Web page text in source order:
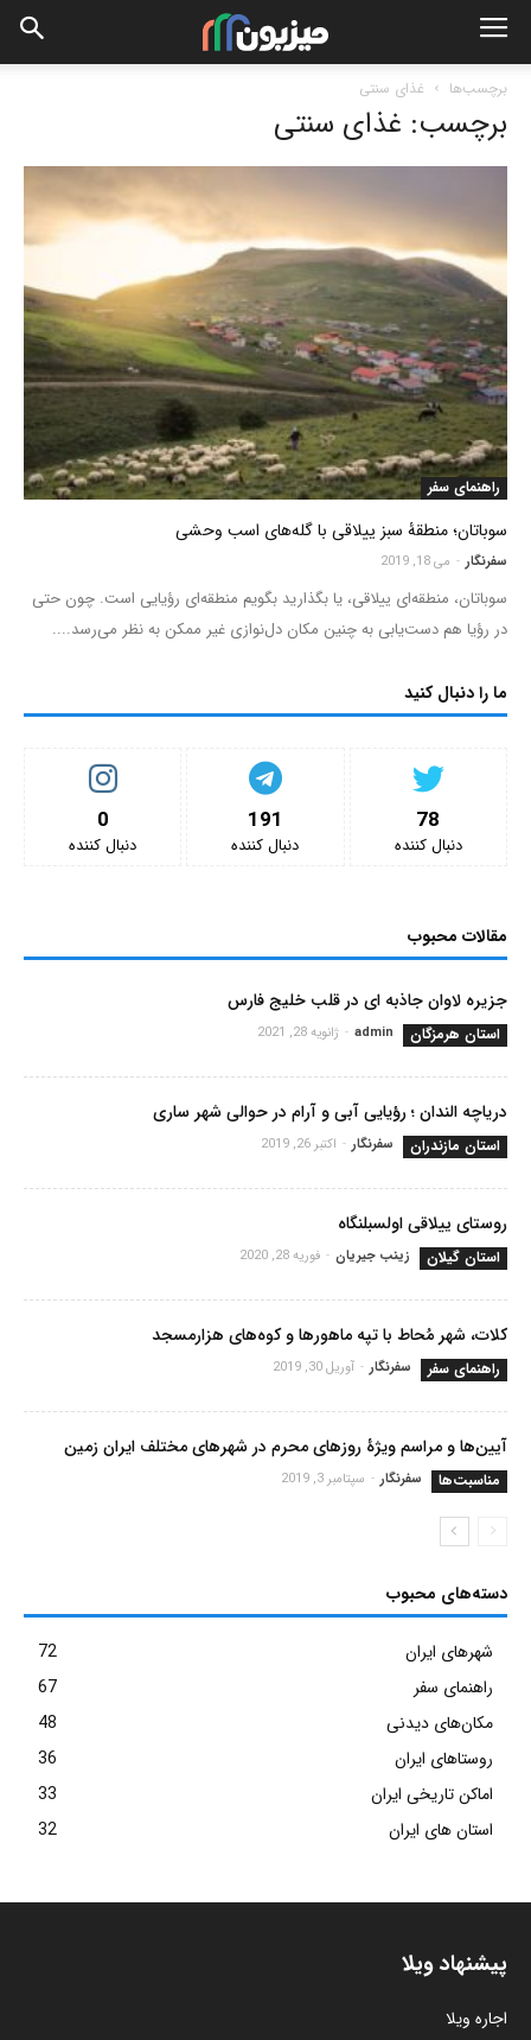
برچسب‌ها غذای سنتی
برچسب: غذای سنتی
راهنمای سفر
سوباتان؛ منطقۀ سبز ییلاقی با گله‌های اسب وحشی
سفرنگار - می 18, 2019
سوباتان، منطقه‌ای ییلاقی، یا بگذارید بگویم منطقه‌ای رؤیایی است. چون حتی
در رؤیا هم دست‌یابی به چنین مکان دل‌نوازی غیر ممکن به نظر می‌رسد....
ما را دنبال کنید
0
دنبال کننده‌
191
دنبال کننده‌
78
دنبال کننده‌
مقالات محبوب
جزیره لاوان جاذبه ای در قلب خلیج فارس
استان هرمزگان admin
- ژانویه 28, 2021
دریاچه الندان ؛ رؤیایی آبی و آرام در حوالی شهر ساری
استان مازندران سفرنگار - اکتبر 26, 2019
روستای ییلاقی اولسبلنگاه
استان گیلان زینب جیریان - فوریه 28, 2020
کلات، شهر مُحاط با تپه ماهورها و کوه‌های هزارمسجد
راهنمای سفر سفرنگار - آوریل 30, 2019
آیین‌ها و مراسم ویژۀ روزهای محرم در شهرهای مختلف ایران زمین
مناسبت‌ها سفرنگار - سپتامبر 3, 2019
دسته‌های محبوب
شهرهای ایران
72
راهنمای سفر
67
مکان‌های دیدنی
48
روستاهای ایران
36
اماکن تاریخی ایران
33
استان های ایران
32
پیشنهاد ویلا
اجاره ویلا